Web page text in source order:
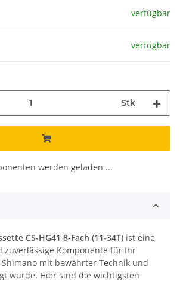
verfügbar
verfügbar
Stk
werden geladen ...
CS-HG41 8-Fach (11-34T) ist eine
zuverlässige Komponente für Ihr
mit bewährter Technik und
wurde. Hier sind die wichtigsten